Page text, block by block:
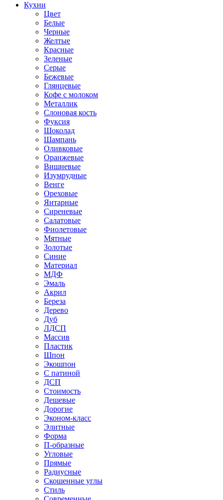
Кухни
Цвет
Белые
Черные
Желтые
Красные
Зеленые
Серые
Бежевые
Глянцевые
Кофе с молоком
Металлик
Слоновая кость
Фуксия
Шоколад
Шампань
Оливковые
Оранжевые
Вишневые
Изумрудные
Венге
Ореховые
Янтарные
Сиреневые
Салатовые
Фиолетовые
Мятные
Золотые
Синие
Материал
МДФ
Эмаль
Акрил
Береза
Дерево
Дуб
ЛДСП
Массив
Пластик
Шпон
Экошпон
С патиной
ДСП
Стоимость
Дешевые
Дорогие
Эконом-класс
Элитные
Форма
П-образные
Угловые
Прямые
Радиусные
Скошенные углы
Стиль